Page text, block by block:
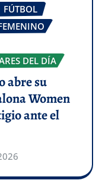
FÚTBOL
DEL DÍA
abre su
Women
ante el